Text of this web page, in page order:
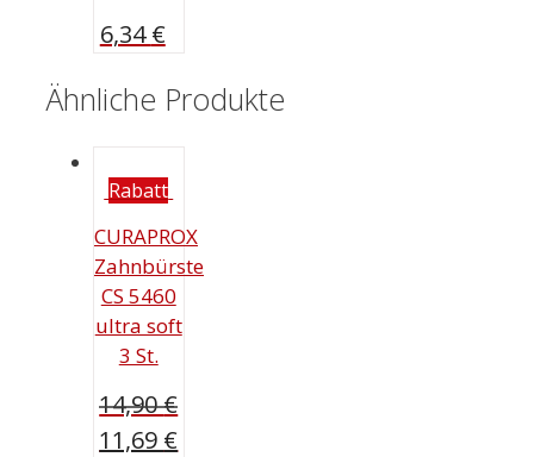
6,34€
Ähnliche Produkte
Rabatt
CURAPROX
Zahnbürste
CS 5460
ultra soft
3 St.
14,90€
Ursprünglicher
11,69 €